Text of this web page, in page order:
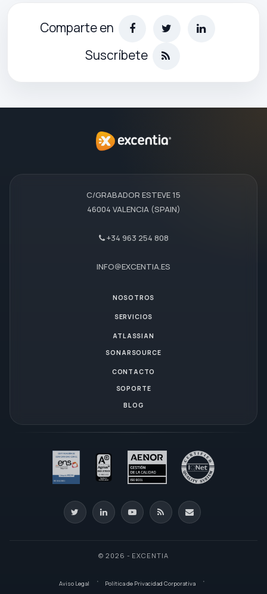
Comparte en
Suscríbete
C/GRABADOR ESTEVE 15
46004 VALENCIA (SPAIN)
+34 963 254 808
INFO@EXCENTIA.ES
NOSOTROS
SERVICIOS
ATLASSIAN
SONARSOURCE
CONTACTO
SOPORTE
BLOG
© 2026 - EXCENTIA
Aviso Legal Política de Privacidad Corporativa